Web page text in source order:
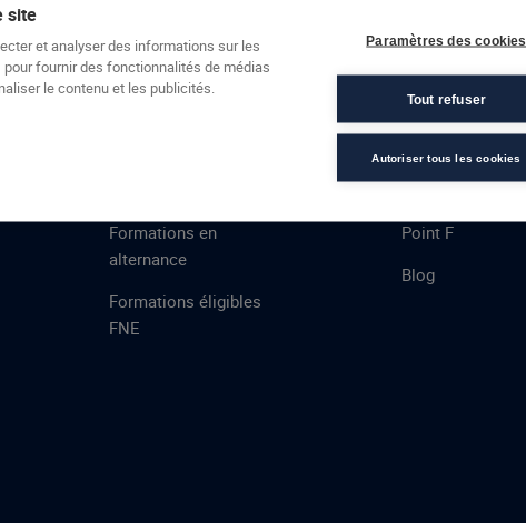
Espace candidats
PRESTATIONS
Formations en
alternance
Formations éligibles
FNE
À PROPOS
Talent
Point F
Blog
site
et analyser des informations sur les
fournir des fonctionnalités de médias
le contenu et les publicités.
Paramètres des cookies
Tout refuser
Autoriser tous les cookies